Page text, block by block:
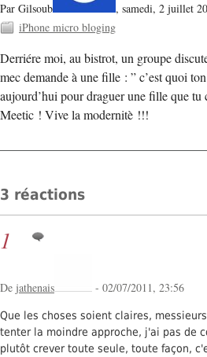
Par Gilsoub , samedi, 2 juillet
iPhone micro bloging
Derriére moi, au bistrot, un groupe
mec demande à une fille : ” c’est quoi
aujourd’hui pour draguer une fille que tu
Meetic ! Vive la modernitè !!!
3 réactions
1
De jathenais - 02/07/2011, 23:56
Que les choses soient claires,
tenter la moindre approche, j'ai pas de
plutôt crever toute seule, toute façon,